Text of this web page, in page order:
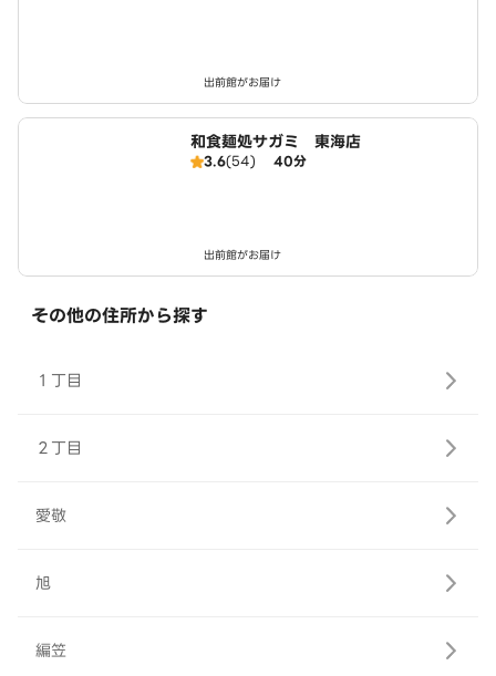
出前館がお届け
和食麺処サガミ 東海店
3.6(54) 40分
出前館がお届け
その他の住所から探す
１丁目
２丁目
愛敬
旭
編笠